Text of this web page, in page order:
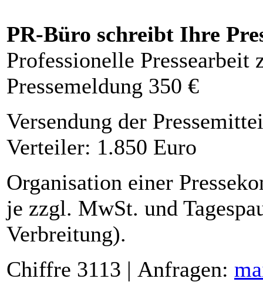
PR-Büro schreibt Ihre
Professionelle Pressearbeit
Pressemeldung 350 €
Versendung der
Verteiler: 1.850 Euro
Organisation einer
je zzgl. MwSt. und
Verbreitung).
Chiffre 3113 | Anfragen: